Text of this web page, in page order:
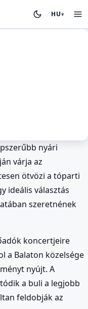
HU▾
Balatonnál
alatti
nyári
várja az
ötvözi a tóparti
ideális választás
szeretnének
koncertjeire
a Balaton közelsége
nyújt. A
a buli a legjobb
feldobják az